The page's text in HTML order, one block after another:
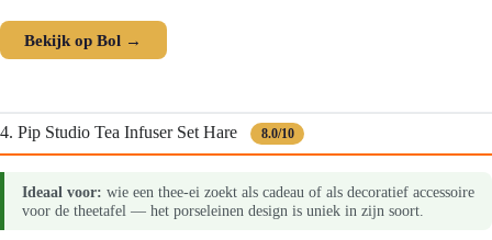
Bekijk op Bol →
4. Pip Studio Tea Infuser Set Hare 8.0/10
Ideaal voor: wie een thee-ei zoekt als cadeau of als decoratief accessoire
voor de theetafel — het porseleinen design is uniek in zijn soort.